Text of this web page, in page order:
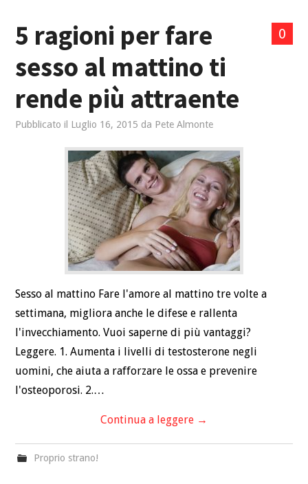
0
5 ragioni per fare
sesso al mattino ti
rende più attraente
Pubblicato il Luglio 16, 2015 da Pete Almonte
Sesso al mattino Fare l'amore al mattino tre volte a
settimana, migliora anche le difese e rallenta
l'invecchiamento. Vuoi saperne di più vantaggi?
Leggere. 1. Aumenta i livelli di testosterone negli
uomini, che aiuta a rafforzare le ossa e prevenire
l'osteoporosi. 2.…
Continua a leggere →
Proprio strano!